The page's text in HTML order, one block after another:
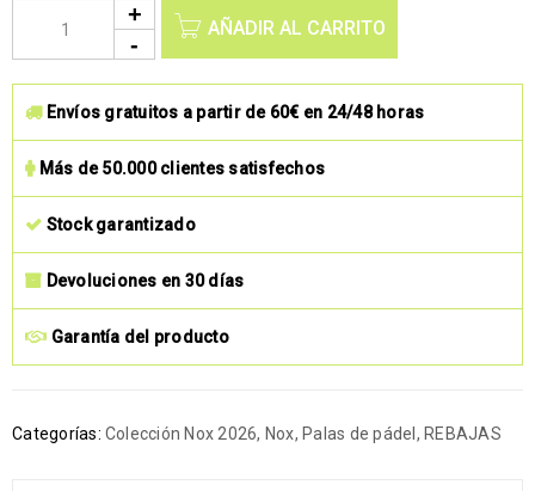
AÑADIR AL CARRITO
Envíos gratuitos a partir de 60€ en 24/48 horas
Más de 50.000 clientes satisfechos
Stock garantizado
Devoluciones en 30 días
Garantía del producto
Categorías: Colección Nox 2026, Nox, Palas de pádel , REBAJAS